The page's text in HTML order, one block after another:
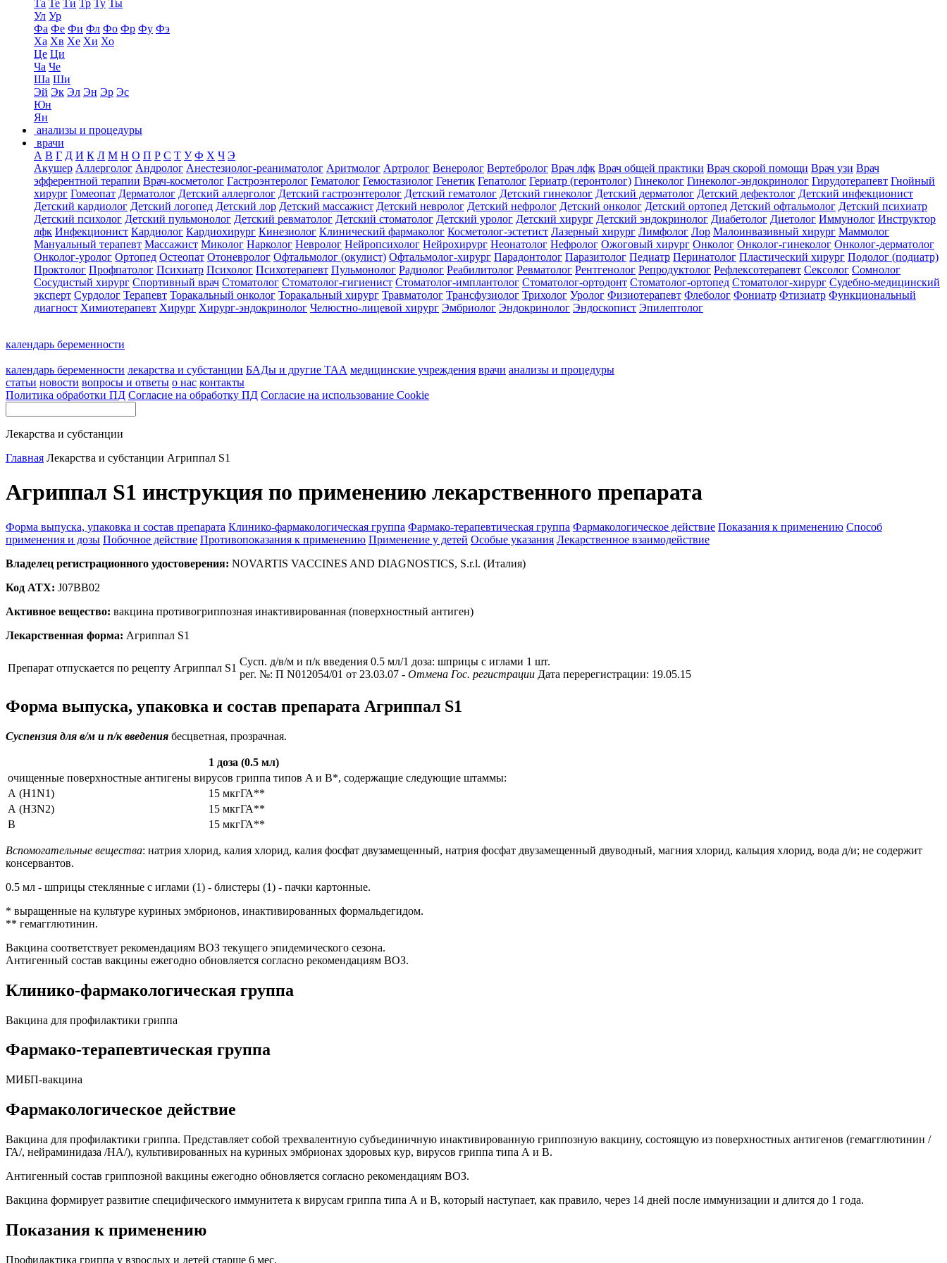
Та Те Ти Тр Ту Ты
Ул Ур
Фа Фе Фи Фл Фо Фр Фу Фэ
Ха Хв Хе Хи Хо
Це Ци
Ча Че
Ша Ши
Эй Эк Эл Эн Эр Эс
Юн
Ян
анализы и процедуры
врачи
А В Г Д И К Л М Н О П Р С Т У Ф Х Ч Э
Акушер Аллерголог Андролог Анестезиолог-реаниматолог Аритмолог Артролог Венеролог Вертебролог Врач лфк Врач общей практики Врач скорой помощи Врач узи Врач
эфферентной терапии Врач-косметолог Гастроэнтеролог Гематолог Гемостазиолог Генетик Гепатолог Гериатр (геронтолог) Гинеколог Гинеколог-эндокринолог Гирудотерапевт Гнойный
хирург Гомеопат Дерматолог Детский аллерголог Детский гастроэнтеролог Детский гематолог Детский гинеколог Детский дерматолог Детский дефектолог Детский инфекционист
Детский кардиолог Детский логопед Детский лор Детский массажист Детский невролог Детский нефролог Детский онколог Детский ортопед Детский офтальмолог Детский психиатр
Детский психолог Детский пульмонолог Детский ревматолог Детский стоматолог Детский уролог Детский хирург Детский эндокринолог Диабетолог Диетолог Иммунолог Инструктор
лфк Инфекционист Кардиолог Кардиохирург Кинезиолог Клинический фармаколог Косметолог-эстетист Лазерный хирург Лимфолог Лор Малоинвазивный хирург Маммолог
Мануальный терапевт Массажист Миколог Нарколог Невролог Нейропсихолог Нейрохирург Неонатолог Нефролог Ожоговый хирург Онколог Онколог-гинеколог Онколог-дерматолог
Онколог-уролог Ортопед Остеопат Отоневролог Офтальмолог (окулист) Офтальмолог-хирург Парадонтолог Паразитолог Педиатр Перинатолог Пластический хирург Подолог (подиатр)
Проктолог Профпатолог Психиатр Психолог Психотерапевт Пульмонолог Радиолог Реабилитолог Ревматолог Рентгенолог Репродуктолог Рефлексотерапевт Сексолог Сомнолог
Сосудистый хирург Спортивный врач Стоматолог Стоматолог-гигиенист Стоматолог-имплантолог Стоматолог-ортодонт Стоматолог-ортопед Стоматолог-хирург Судебно-медицинский
эксперт Сурдолог Терапевт Торакальный онколог Торакальный хирург Травматолог Трансфузиолог Трихолог Уролог Физиотерапевт Флеболог Фониатр Фтизиатр Функциональный
диагност Химиотерапевт Хирург Хирург-эндокринолог Челюстно-лицевой хирург Эмбриолог Эндокринолог Эндоскопист Эпилептолог
календарь беременности
календарь беременности лекарства и субстанции БАДы и другие ТАА медицинские учреждения врачи анализы и процедуры
статьи новости вопросы и ответы о нас контакты
Политика обработки ПД Согласие на обработку ПД Согласие на использование Cookie
Лекарства и субстанции
Главная Лекарства и субстанции Агриппал S1
Агриппал S1 инструкция по применению лекарственного препарата
Форма выпуска, упаковка и состав препарата Клинико-фармакологическая группа Фармако-терапевтическая группа Фармакологическое действие Показания к применению Способ
применения и дозы Побочное действие Противопоказания к применению Применение у детей Особые указания Лекарственное взаимодействие
Владелец регистрационного удостоверения: NOVARTIS VACCINES AND DIAGNOSTICS, S.r.l. (Италия)
Код ATX: J07BB02
Активное вещество: вакцина противогриппозная инактивированная (поверхностный антиген)
Лекарственная форма: Агриппал S1
Препарат отпускается по рецепту Агриппал S1
Сусп. д/в/м и п/к введения 0.5 мл/1 доза: шприцы с иглами 1 шт.
рег. №: П N012054/01 от 23.03.07 - Отмена Гос. регистрации Дата перерегистрации: 19.05.15
Форма выпуска, упаковка и состав препарата Агриппал S1
Суспензия для в/м и п/к введения бесцветная, прозрачная.
1 доза (0.5 мл)
очищенные поверхностные антигены вирусов гриппа типов A и B*, содержащие следующие штаммы:
А (H1N1)
15 мкгГА**
А (H3N2)
15 мкгГА**
B
15 мкгГА**
Вспомогательные вещества: натрия хлорид, калия хлорид, калия фосфат двузамещенный, натрия фосфат двузамещенный двуводный, магния хлорид, кальция хлорид, вода д/и; не содержит
консервантов.
0.5 мл - шприцы стеклянные с иглами (1) - блистеры (1) - пачки картонные.
* выращенные на культуре куриных эмбрионов, инактивированных формальдегидом.
** гемагглютинин.
Вакцина соответствует рекомендациям ВОЗ текущего эпидемического сезона.
Антигенный состав вакцины ежегодно обновляется согласно рекомендациям ВОЗ.
Клинико-фармакологическая группа
Вакцина для профилактики гриппа
Фармако-терапевтическая группа
МИБП-вакцина
Фармакологическое действие
Вакцина для профилактики гриппа. Представляет собой трехвалентную субъединичную инактивированную гриппозную вакцину, состоящую из поверхностных антигенов (гемагглютинин /
ГА/, нейраминидаза /НА/), культивированных на куриных эмбрионах здоровых кур, вирусов гриппа типа А и В.
Антигенный состав гриппозной вакцины ежегодно обновляется согласно рекомендациям ВОЗ.
Вакцина формирует развитие специфического иммунитета к вирусам гриппа типа А и В, который наступает, как правило, через 14 дней после иммунизации и длится до 1 года.
Показания к применению
Профилактика гриппа у взрослых и детей старше 6 мес.